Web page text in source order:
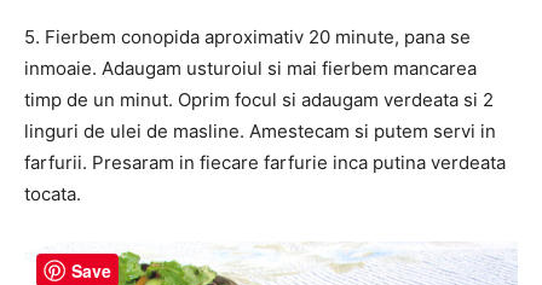
5. Fierbem conopida aproximativ 20 minute, pana se
inmoaie. Adaugam usturoiul si mai fierbem mancarea
timp de un minut. Oprim focul si adaugam verdeata si 2
linguri de ulei de masline. Amestecam si putem servi in
farfurii. Presaram in fiecare farfurie inca putina verdeata
tocata.
Save